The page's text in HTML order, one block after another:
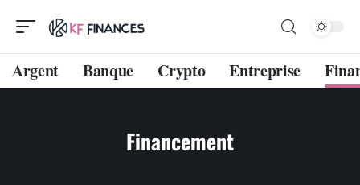
Argent Banque Crypto Entreprise
Financement